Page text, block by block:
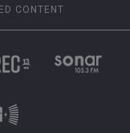
CONTENT